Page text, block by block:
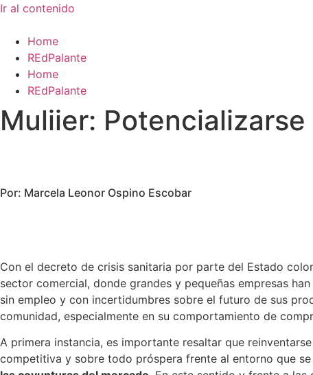
Ir al contenido
Home
REdPalante
Home
REdPalante
Muliier:
Por: Marcela Leonor Ospino Escobar
Con el decreto de crisis sanitaria por parte del Estado
sector comercial, donde grandes y pequeñas empresas
sin empleo y con incertidumbres sobre el futuro de sus
comunidad, especialmente en su comportamiento de
A primera instancia, es importante resaltar que
competitiva y sobre todo próspera frente al entorno que